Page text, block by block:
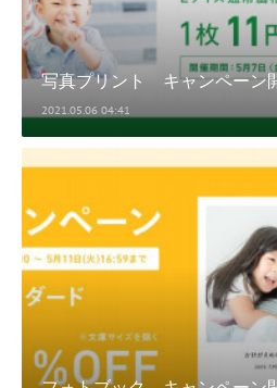
写真プリント キャンペーン
2021.05.06 04:41